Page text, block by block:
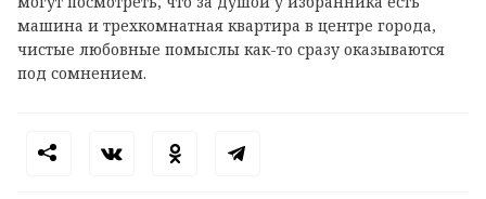
машина и трехкомнатная квартира в центре города,
чистые любовные помыслы как-то сразу оказываются
под сомнением.